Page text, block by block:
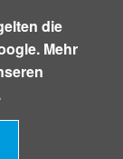
die
Mehr